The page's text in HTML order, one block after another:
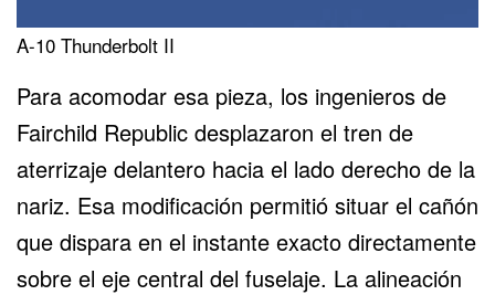
A-10 Thunderbolt II
Para acomodar esa pieza, los ingenieros de
Fairchild Republic desplazaron el tren de
aterrizaje delantero hacia el lado derecho de la
nariz. Esa modificación permitió situar el cañón
que dispara en el instante exacto directamente
sobre el eje central del fuselaje. La alineación